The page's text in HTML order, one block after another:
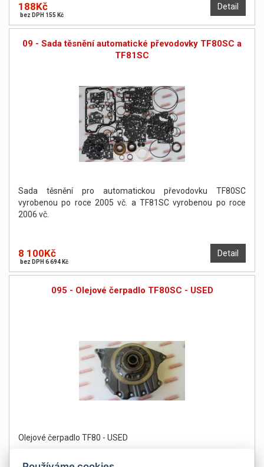
Detail
188Kč
bez DPH 155 Kč
09 - Sada těsnění automatické převodovky TF80SC a
TF81SC
Sada těsnění pro automatickou převodovku TF80SC
vyrobenou po roce 2005 vč. a TF81SC vyrobenou po roce
2006 vč.
Detail
8 100Kč
bez DPH 6 694 Kč
095 - Olejové čerpadlo TF80SC - USED
Olejové čerpadlo TF80 - USED